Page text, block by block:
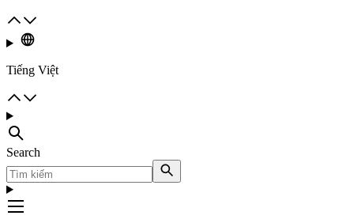
Tiếng Việt
Search